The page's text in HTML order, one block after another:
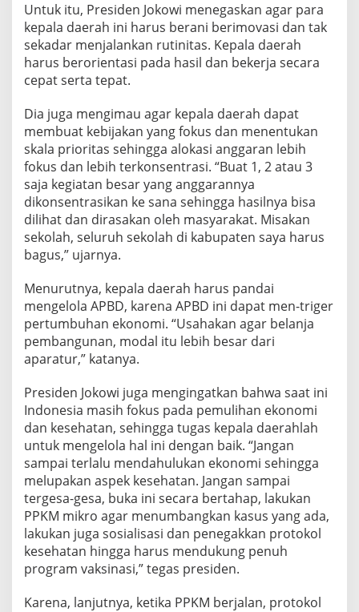
s
i
d
e
k
o
W
i
d
o
d
o
Untuk itu, Presiden Jokowi menegaskan agar para
kepala daerah ini harus berani berimovasi dan tak
sekadar menjalankan rutinitas. Kepala daerah
harus berorientasi pada hasil dan bekerja secara
cepat serta tepat.
Dia juga mengimau agar kepala daerah dapat
membuat kebijakan yang fokus dan menentukan
skala prioritas sehingga alokasi anggaran lebih
fokus dan lebih terkonsentrasi. “Buat 1, 2 atau 3
saja kegiatan besar yang anggarannya
dikonsentrasikan ke sana sehingga hasilnya bisa
dilihat dan dirasakan oleh masyarakat. Misakan
sekolah, seluruh sekolah di kabupaten saya harus
bagus,” ujarnya.
Menurutnya, kepala daerah harus pandai
mengelola APBD, karena APBD ini dapat men-triger
pertumbuhan ekonomi. “Usahakan agar belanja
pembangunan, modal itu lebih besar dari
aparatur,” katanya.
Presiden Jokowi juga mengingatkan bahwa saat ini
Indonesia masih fokus pada pemulihan ekonomi
dan kesehatan, sehingga tugas kepala daerahlah
untuk mengelola hal ini dengan baik. “Jangan
sampai terlalu mendahulukan ekonomi sehingga
melupakan aspek kesehatan. Jangan sampai
tergesa-gesa, buka ini secara bertahap, lakukan
PPKM mikro agar menumbangkan kasus yang ada,
lakukan juga sosialisasi dan penegakkan protokol
kesehatan hingga harus mendukung penuh
program vaksinasi,” tegas presiden.
Karena, lanjutnya, ketika PPKM berjalan, protokol